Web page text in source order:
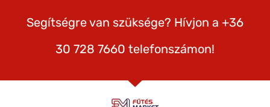
Segítségre van szüksége? Hívjon a +36
30 728 7660 telefonszámon!